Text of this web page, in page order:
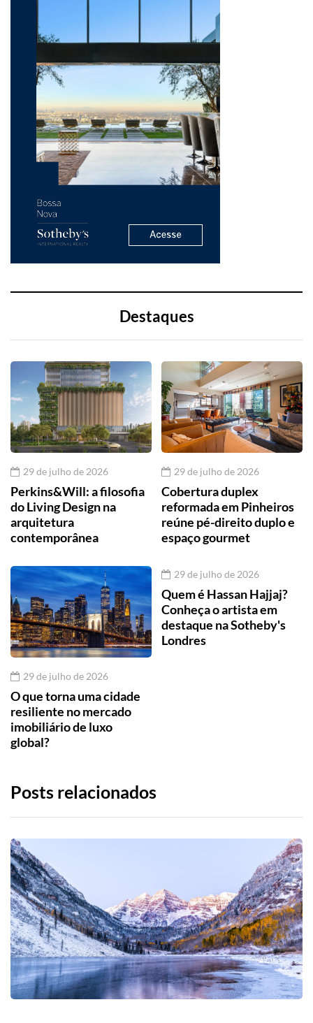
Destaques
29 de julho de 2026
Perkins&Will: a filosofia
do Living Design na
arquitetura
contemporânea
29 de julho de 2026
Cobertura duplex
reformada em Pinheiros
reúne pé-direito duplo e
espaço gourmet
29 de julho de 2026
O que torna uma cidade
resiliente no mercado
imobiliário de luxo
global?
29 de julho de 2026
Quem é Hassan Hajjaj?
Conheça o artista em
destaque na Sotheby's
Londres
Posts relacionados